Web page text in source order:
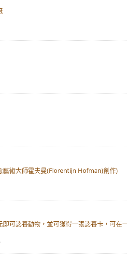
藝術大師霍夫曼(Florentijn Hofman)創作)
可認養動物，並可獲得一張認養卡，可在